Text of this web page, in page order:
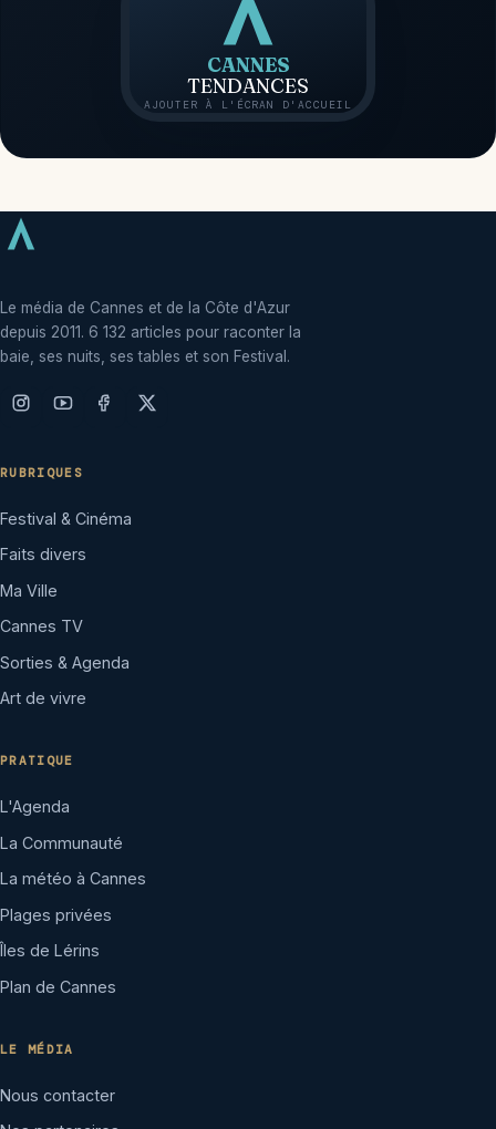
CANNES
TENDANCES
AJOUTER À L'ÉCRAN D'ACCUEIL
Le média de Cannes et de la Côte d'Azur
depuis 2011. 6 132 articles pour raconter la
baie, ses nuits, ses tables et son Festival.
RUBRIQUES
Festival & Cinéma
Faits divers
Ma Ville
Cannes TV
Sorties & Agenda
Art de vivre
PRATIQUE
L'Agenda
La Communauté
La météo à Cannes
Plages privées
Îles de Lérins
Plan de Cannes
LE MÉDIA
Nous contacter